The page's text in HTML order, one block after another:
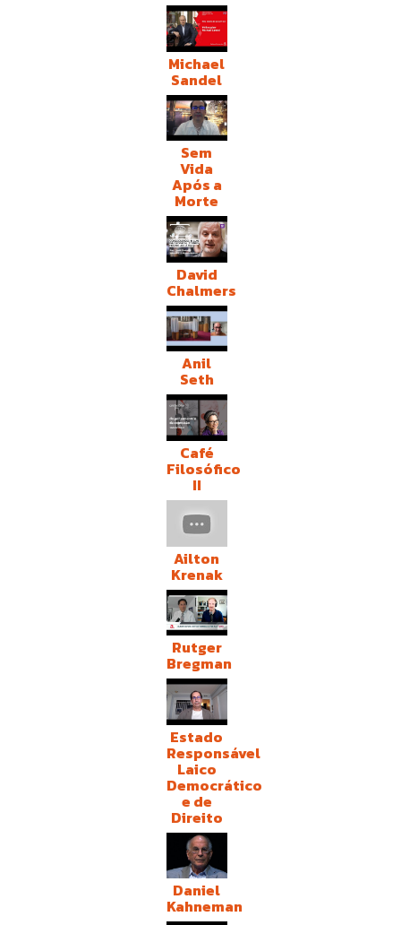
Michael
Sandel
Sem
Vida
Após a
Morte
David
Chalmers
Anil
Seth
Café
Filosófico
II
Ailton
Krenak
Rutger
Bregman
Estado
Responsável
Laico
Democrático
e de
Direito
Daniel
Kahneman